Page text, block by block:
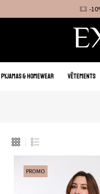
-
PYJAMAS & HOMEWEAR VÊTEMENTS
PROMO